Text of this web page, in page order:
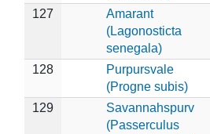
127
Amarant
(Lagonosticta
senegala)
128
Purpursvale
(Progne subis)
129
Savannahspurv
(Passerculus